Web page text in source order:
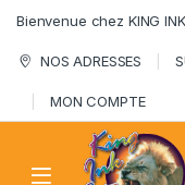
Bienvenue chez KING
NOS ADRESSES
MON COMPTE